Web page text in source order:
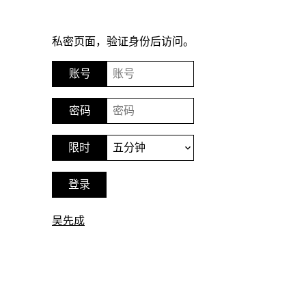
私密页面，验证身份后访问。
吴先成